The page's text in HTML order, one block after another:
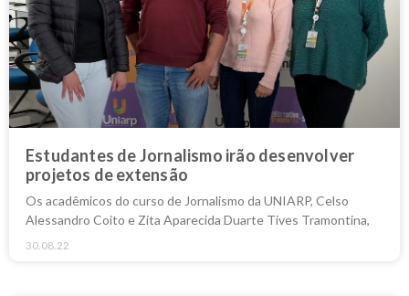
Estudantes de Jornalismo irão desenvolver
projetos de extensão
Os acadêmicos do curso de Jornalismo da UNIARP, Celso
Alessandro Coito e Zita Aparecida Duarte Tives Tramontina,
30.08.22